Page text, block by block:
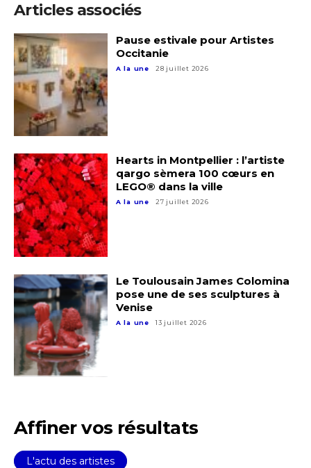
Adresse email*
Nom
Statut / Organisation
J'accepte lestermes et conditions
* Champ obligatoire
Adresse email*
Nom
Prénom
Statut / Organisation
J'accepte lestermes et conditions
Articles associés
Pause estivale pour Artistes
Occitanie
A la une 28 juillet 2026
Hearts in Montpellier : l’artiste
qargo sèmera 100 cœurs en
LEGO® dans la ville
A la une 27 juillet 2026
Le Toulousain James Colomina
pose une de ses sculptures à
Venise
A la une 13 juillet 2026
Affiner vos résultats
L'actu des artistes